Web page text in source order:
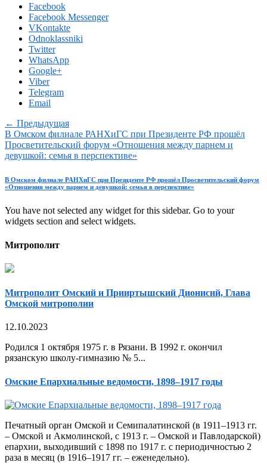
Facebook
Facebook Messenger
VKontakte
Odnoklassniki
Twitter
WhatsApp
Google+
Viber
Telegram
Email
← Предыдущая
В Омском филиале РАНХиГС при Президенте РФ прошёл
Просветительский форум «Отношения между парнем и
девушкой: семья в перспективе»
В Омском филиале РАНХиГС при Президенте РФ прошёл Просветительский форум
«Отношения между парнем и девушкой: семья в перспективе»
You have not selected any widget for this sidebar. Go to your
widgets section and select widgets.
Митрополит
Митрополит Омский и Прииртышский Дионисий, Глава
Омской митрополии
12.10.2023
Родился 1 октября 1975 г. в Рязани. В 1992 г. окончил
рязанскую школу-гимназию № 5...
Омские Епархиальные ведомости, 1898–1917 годы
Печатный орган Омской и Семипалатинской (в 1911–1913 гг.
– Омской и Акмолинской, с 1913 г. – Омской и Павлодарской)
епархии, выходивший с 1898 по 1917 г. с периодичностью 2
раза в месяц (в 1916–1917 гг. – еженедельно).